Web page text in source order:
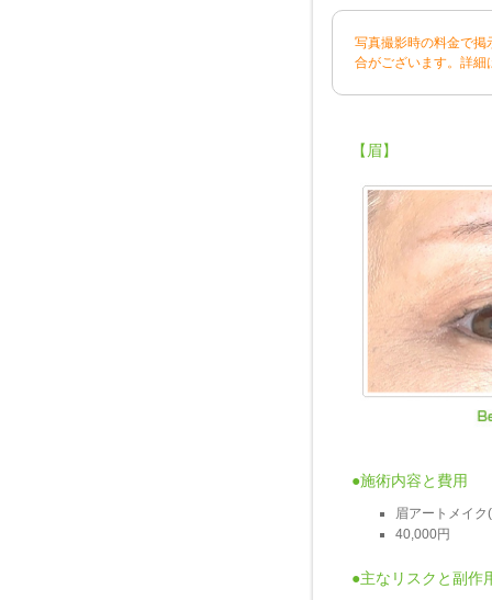
写真撮影時の料金で掲
合がございます。詳細
【眉】
●施術内容と費用
眉アートメイ
40,000円
●主なリスクと副作